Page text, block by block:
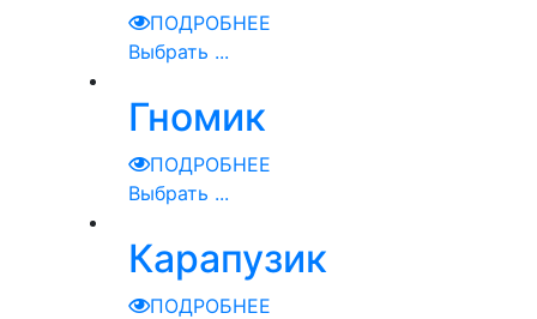
ПОДРОБНЕЕ
Выбрать ...
Гномик
ПОДРОБНЕЕ
Выбрать ...
Карапузик
ПОДРОБНЕЕ